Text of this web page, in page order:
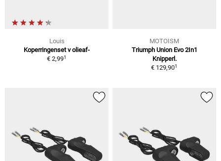
Louis
Koperringenset v olieaf-
€ 2,991
MOTOISM
Triumph Union Evo 2In1
Knipperl.
€ 129,901